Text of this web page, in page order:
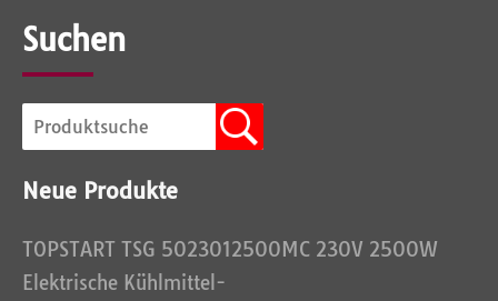
Suchen
Neue Produkte
TOPSTART TSG 5023012500MC 230V 2500W
Elektrische Kühlmittel-